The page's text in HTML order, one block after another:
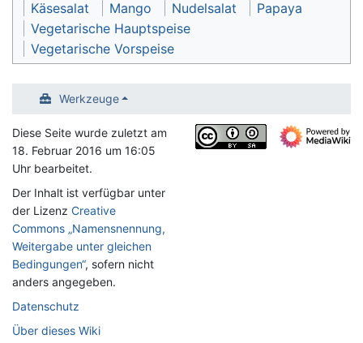
Käsesalat
Mango Nudelsalat
Papaya
Vegetarische Hauptspeise
Vegetarische Vorspeise
Werkzeuge
Diese Seite wurde zuletzt am
18. Februar 2016 um 16:05
Uhr bearbeitet.
Der Inhalt ist verfügbar unter
der Lizenz Creative
Commons „Namensnennung,
Weitergabe unter gleichen
Bedingungen“, sofern nicht
anders angegeben.
Datenschutz
Über dieses Wiki